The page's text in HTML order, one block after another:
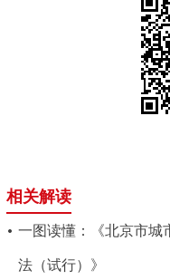
相关解读
一图读懂：《北京市城
法（试行）》